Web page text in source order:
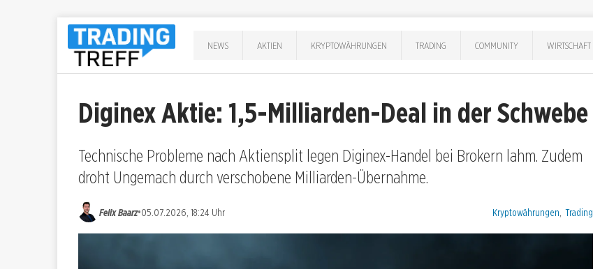
NEWS AKTIEN KRYPTOWÄHRUNGEN TRADING COMMUNITY WIRTSCHAFT
Diginex Aktie: 1,5-Milliarden-Deal in der Schwebe
Technische Probleme nach Aktiensplit legen Diginex-Handel bei Brokern lahm. Zudem
droht Ungemach durch verschobene Milliarden-Übernahme.
Felix Baarz•05.07.2026, 18:24 Uhr Kategorien:
Kryptowährungen Trading